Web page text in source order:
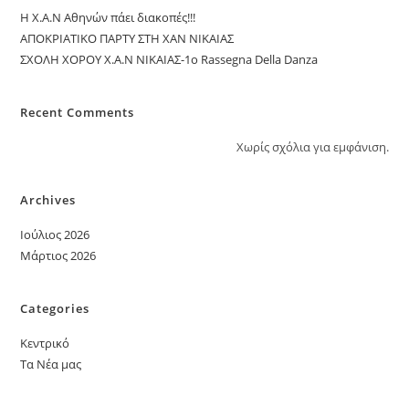
Η Χ.Α.Ν Αθηνών πάει διακοπές!!!
ΑΠΟΚΡΙΑΤΙΚΟ ΠΑΡΤΥ ΣΤΗ ΧΑΝ ΝΙΚΑΙΑΣ
ΣΧΟΛΗ ΧΟΡΟΥ Χ.Α.Ν ΝΙΚΑΙΑΣ-1ο Rassegna Della Danza
Recent Comments
Χωρίς σχόλια για εμφάνιση.
Archives
Ιούλιος 2026
Μάρτιος 2026
Categories
Κεντρικό
Τα Νέα μας